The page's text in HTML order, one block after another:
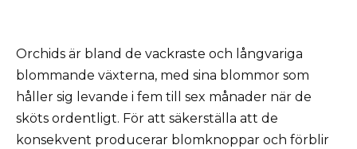
Orchids är bland de vackraste och långvariga
blommande växterna, med sina blommor som
håller sig levande i fem till sex månader när de
sköts ordentligt. För att säkerställa att de
konsekvent producerar blomknoppar och förblir